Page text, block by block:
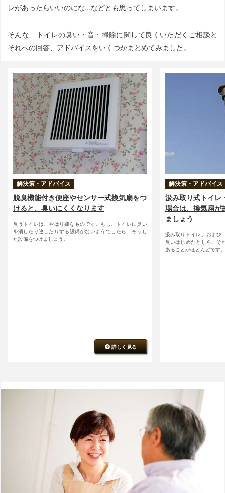
レがあったらいいのにな...などとも思ってしまいます。
そんな、トイレの臭い・音・掃除に関して良くいただくご相談と
それへの回答、アドバイスをいくつかまとめてみました。
解決策・アドバイス
脱臭機能付き便座やセンサー式換気扇をつ
けると、臭いにくくなります
臭うトイレは、やはり嫌なものです。もし、トイレに臭い
を消したり逃したりする設備がないようでしたら、そうし
た設備をつけましょう。
詳しく見る
解決策・アドバイス
汲み取り式トイレ
場合は、換気扇が
ましょう
汲み取りトイレ、および
臭いはじめたとしら、そ
あることがほとんどです。